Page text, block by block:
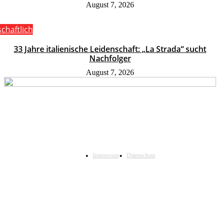
August 7, 2026
33 Jahre italienische Leidenschaft: „La Strada“ sucht
Nachfolger
August 7, 2026
Impressum Datenschutz